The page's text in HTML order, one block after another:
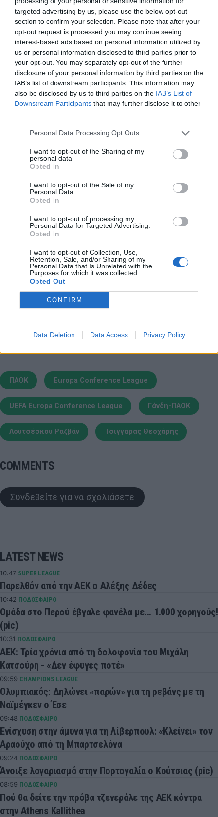
targeted advertising by us, please use the below opt-out
section to confirm your selection. Please note that after your
opt-out request is processed you may continue seeing
interest-based ads based on personal information utilized by
us or personal information disclosed to third parties prior to
your opt-out. You may separately opt-out of the further
disclosure of your personal information by third parties on the
IAB’s list of downstream participants. This information may
also be disclosed by us to third parties on the IAB’s List of
Downstream Participants that may further disclose it to other
Personal Data Processing Opt Outs
I want to opt-out of the Sharing of my
personal data.
Opted In
I want to opt-out of the Sale of my
Personal Data.
Opted In
I want to opt-out of processing my
Personal Data for Targeted Advertising.
Opted In
I want to opt-out of Collection, Use,
Retention, Sale, and/or Sharing of my
Personal Data that Is Unrelated with the
Purposes for which it was collected.
Opted Out
CONFIRM
Data Deletion Data Access Privacy Policy
Αναλυτικά τα όσα είπε:
Για το αν περιμένει διαφορές σε σχέση με το ματς
της Τούμπας και αν σας είπε κάτι ιδιαίτερο ο
προπονητής:«Δεν υπάρχει κάτι διαφορετικό να
πούμε σε σχέση με το πρώτο παιχνίδι. Ο
προπονητής δεν μας είπε κάτι καινούργιο, πιστεύω
πως το αυριανό παιχνίδι δεν θα έχει πολλές
διαφορές σε σχέση με το παιχνίδι της Τούμπας
Πάνω κάτω θα είναι το ίδιο παιχνίδι, δεν υπάρχει
να κερδίσουμε το παιχνίδι. Σίγουρα υπάρχουν
απουσίες αλλά είμαστε έτοιμοι να διαχειριστούμε
τις καταστάσεις που θα προκύψουν».
Για το ενδεχόμενο να υπάρξει παράταση ή
πέναλτι:
«Όπως δείξαμε στο παιχνίδι με την
Μίντιλαντ είμαστε προετοιμασμένοι για όλα τα
Παιχνίδι από παντού στη Novibet με το
νέο Mobile App
ΠΑΟΚ Europa Conference League
UEFA Europa Conference League Γάνδη-ΠΑΟΚ
Λουτσέσκου Ραζβάν Τσιγγάρας Θεοχάρης
COMMENTS
Συνδεθείτε για να σχολιάσετε
LATEST NEWS
10:47 SUPER LEAGUE
Παρελθόν από την ΑΕΚ ο Αλέξης Δέδες
10:42 ΠΟΔΟΣΦΑΙΡΟ
Ομάδα στο Περού έβγαλε φανέλα με... 1.000 χορηγούς!
(pic)
10:31 ΠΟΔΟΣΦΑΙΡΟ
ΑΕΚ: Τρία χρόνια από τη δολοφονία του Μιχάλη
Κατσούρη - «Δεν έφυγες ποτέ»
09:59 CHAMPIONS LEAGUE
Ολυμπιακός: Δηλώνει «παρών» για τη ρεβάνς με τη
Ναϊμέγκεν ο Έσε
09:48 ΠΟΔΟΣΦΑΙΡΟ
Ενίσχυση στην άμυνα για τη Λίβερπουλ: «Κλείνει» τον
Αραούχο από τη Μπαρτσελόνα
09:24 ΠΟΔΟΣΦΑΙΡΟ
Άνοιξε λογαριασμό στην Πορτογαλία ο Κούτσιας (pic)
08:59 ΠΟΔΟΣΦΑΙΡΟ
Πού θα δείτε την πρόβα τζενεράλε της ΑΕΚ κόντρα
στην Athens Kallithea